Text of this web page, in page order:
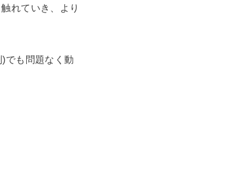
れていき、より
でも問題なく動